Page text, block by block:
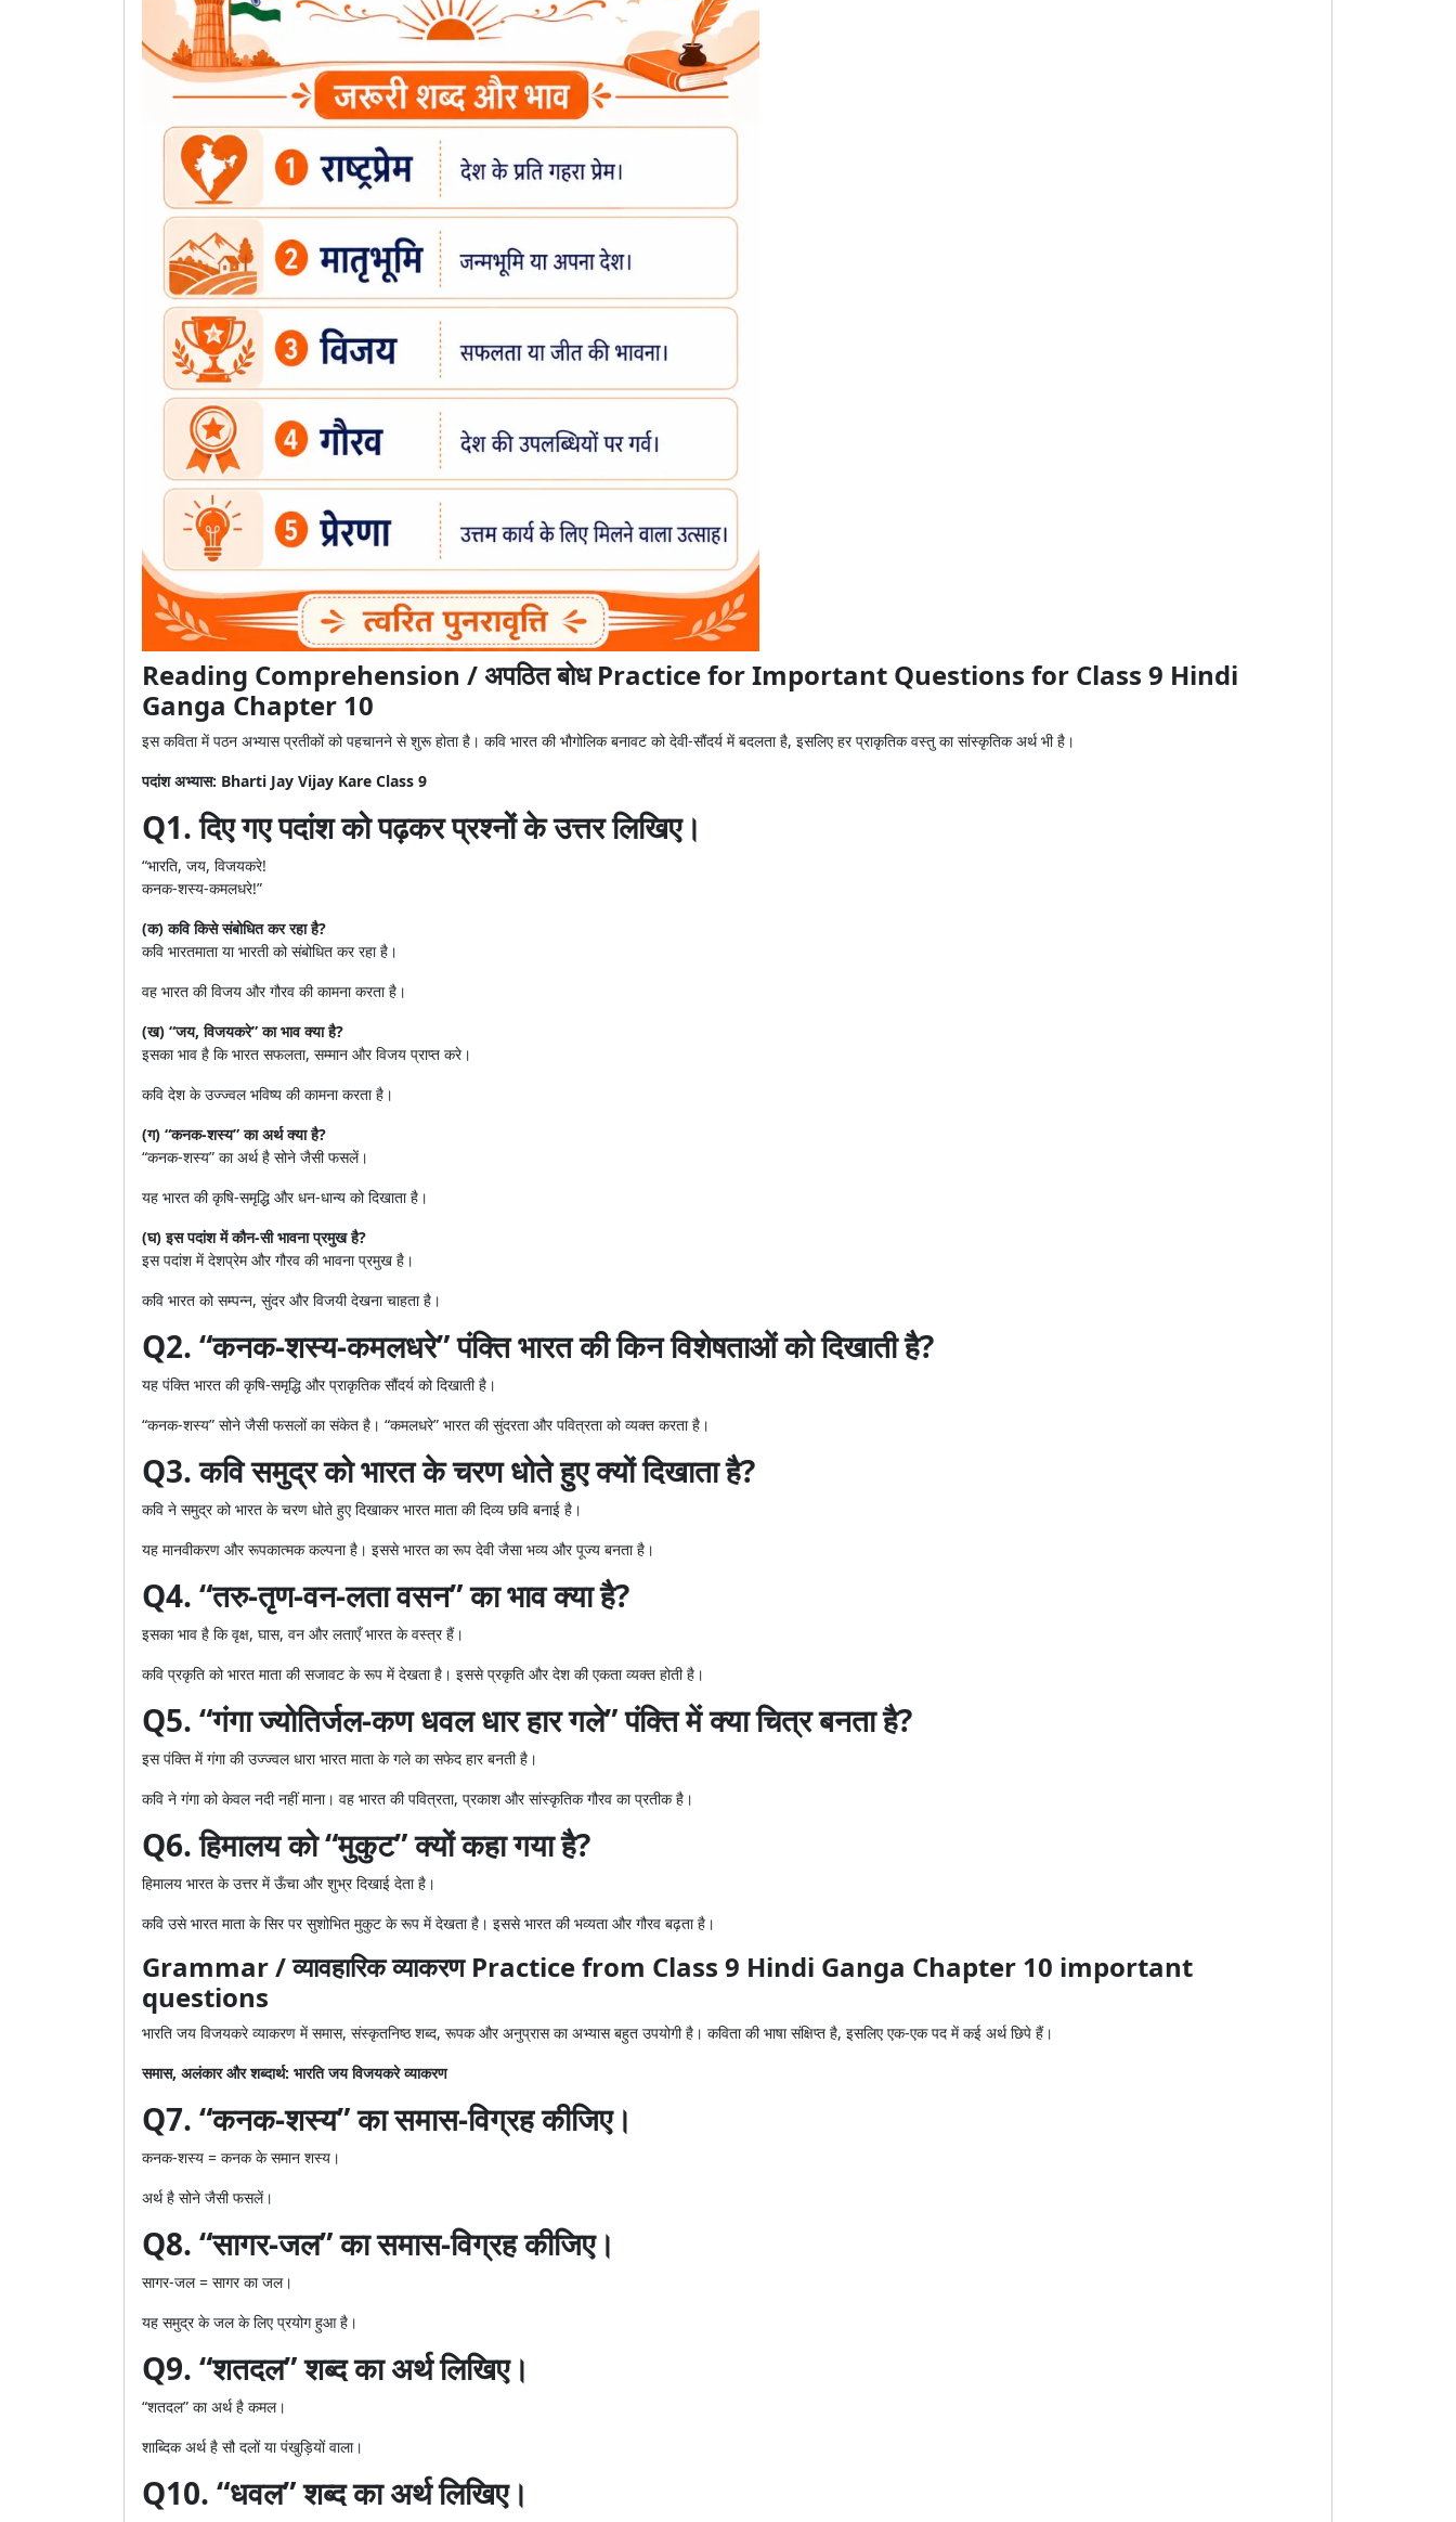
Reading Comprehension / अपठित बोध Practice for Important Questions for Class 9 Hindi
Ganga Chapter 10
इस कविता में पठन अभ्यास प्रतीकों को पहचानने से शुरू होता है। कवि भारत की भौगोलिक बनावट को देवी-सौंदर्य में बदलता है, इसलिए हर प्राकृतिक वस्तु का सांस्कृतिक अर्थ भी है।
पदांश अभ्यास: Bharti Jay Vijay Kare Class 9
Q1. दिए गए पदांश को पढ़कर प्रश्नों के उत्तर लिखिए।
“भारति, जय, विजयकरे!
कनक-शस्य-कमलधरे!”
(क) कवि किसे संबोधित कर रहा है?
कवि भारतमाता या भारती को संबोधित कर रहा है।
वह भारत की विजय और गौरव की कामना करता है।
(ख) “जय, विजयकरे” का भाव क्या है?
इसका भाव है कि भारत सफलता, सम्मान और विजय प्राप्त करे।
कवि देश के उज्ज्वल भविष्य की कामना करता है।
(ग) “कनक-शस्य” का अर्थ क्या है?
“कनक-शस्य” का अर्थ है सोने जैसी फसलें।
यह भारत की कृषि-समृद्धि और धन-धान्य को दिखाता है।
(घ) इस पदांश में कौन-सी भावना प्रमुख है?
इस पदांश में देशप्रेम और गौरव की भावना प्रमुख है।
कवि भारत को सम्पन्न, सुंदर और विजयी देखना चाहता है।
Q2. “कनक-शस्य-कमलधरे” पंक्ति भारत की किन विशेषताओं को दिखाती है?
यह पंक्ति भारत की कृषि-समृद्धि और प्राकृतिक सौंदर्य को दिखाती है।
“कनक-शस्य” सोने जैसी फसलों का संकेत है। “कमलधरे” भारत की सुंदरता और पवित्रता को व्यक्त करता है।
Q3. कवि समुद्र को भारत के चरण धोते हुए क्यों दिखाता है?
कवि ने समुद्र को भारत के चरण धोते हुए दिखाकर भारत माता की दिव्य छवि बनाई है।
यह मानवीकरण और रूपकात्मक कल्पना है। इससे भारत का रूप देवी जैसा भव्य और पूज्य बनता है।
Q4. “तरु-तृण-वन-लता वसन” का भाव क्या है?
इसका भाव है कि वृक्ष, घास, वन और लताएँ भारत के वस्त्र हैं।
कवि प्रकृति को भारत माता की सजावट के रूप में देखता है। इससे प्रकृति और देश की एकता व्यक्त होती है।
Q5. “गंगा ज्योतिर्जल-कण धवल धार हार गले” पंक्ति में क्या चित्र बनता है?
इस पंक्ति में गंगा की उज्ज्वल धारा भारत माता के गले का सफेद हार बनती है।
कवि ने गंगा को केवल नदी नहीं माना। वह भारत की पवित्रता, प्रकाश और सांस्कृतिक गौरव का प्रतीक है।
Q6. हिमालय को “मुकुट” क्यों कहा गया है?
हिमालय भारत के उत्तर में ऊँचा और शुभ्र दिखाई देता है।
कवि उसे भारत माता के सिर पर सुशोभित मुकुट के रूप में देखता है। इससे भारत की भव्यता और गौरव बढ़ता है।
Grammar / व्यावहारिक व्याकरण Practice from Class 9 Hindi Ganga Chapter 10 important
questions
भारति जय विजयकरे व्याकरण में समास, संस्कृतनिष्ठ शब्द, रूपक और अनुप्रास का अभ्यास बहुत उपयोगी है। कविता की भाषा संक्षिप्त है, इसलिए एक-एक पद में कई अर्थ छिपे हैं।
समास, अलंकार और शब्दार्थ: भारति जय विजयकरे व्याकरण
Q7. “कनक-शस्य” का समास-विग्रह कीजिए।
कनक-शस्य = कनक के समान शस्य।
अर्थ है सोने जैसी फसलें।
Q8. “सागर-जल” का समास-विग्रह कीजिए।
सागर-जल = सागर का जल।
यह समुद्र के जल के लिए प्रयोग हुआ है।
Q9. “शतदल” शब्द का अर्थ लिखिए।
“शतदल” का अर्थ है कमल।
शाब्दिक अर्थ है सौ दलों या पंखुड़ियों वाला।
Q10. “धवल” शब्द का अर्थ लिखिए।